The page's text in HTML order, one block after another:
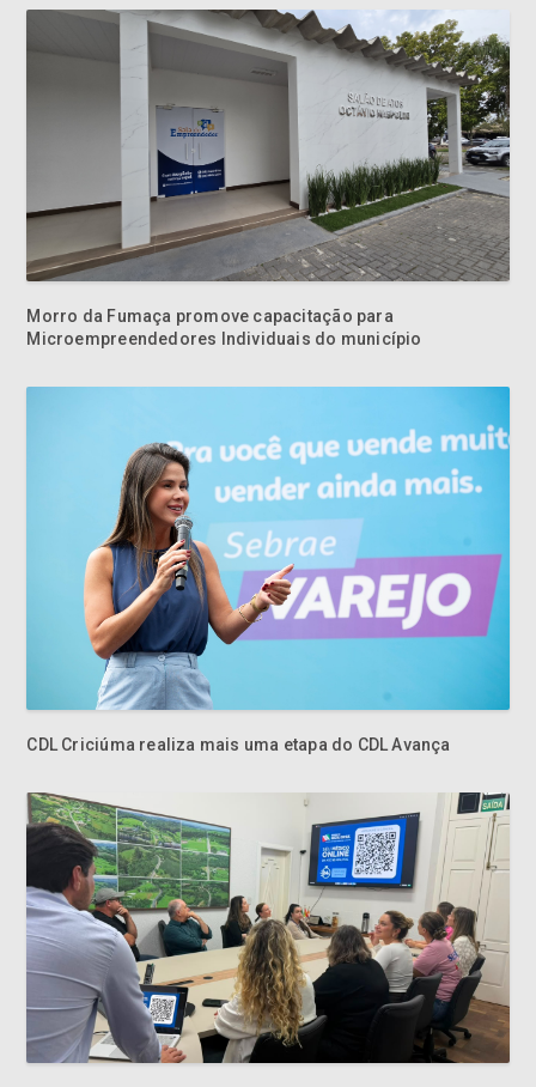
Morro da Fumaça promove capacitação para
Microempreendedores Individuais do município
CDL Criciúma realiza mais uma etapa do CDL Avança